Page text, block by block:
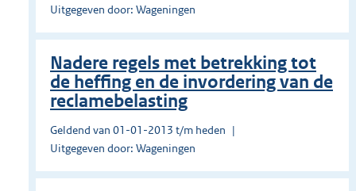
Uitgegeven door: Wageningen
Nadere regels met betrekking tot
de heffing en de invordering van de
reclamebelasting
Geldend van 01-01-2013 t/m heden
Uitgegeven door: Wageningen